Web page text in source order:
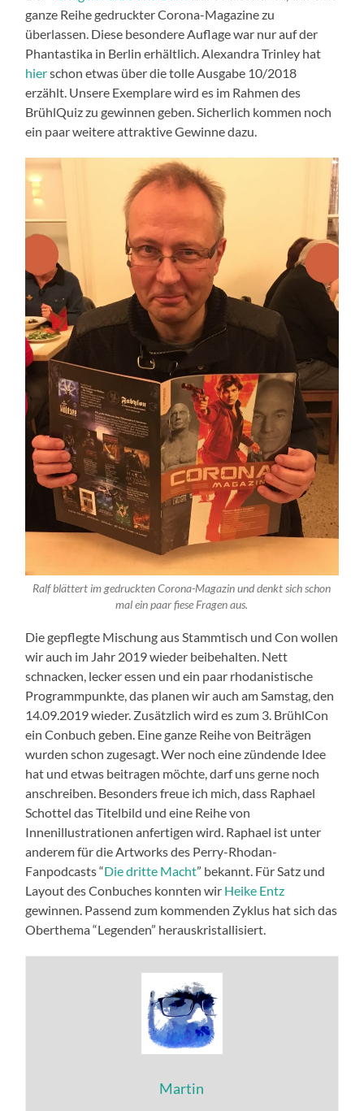
ganze Reihe gedruckter Corona-Magazine zu
überlassen. Diese besondere Auflage war nur auf der
Phantastika in Berlin erhältlich. Alexandra Trinley hat
hierschon etwas über die tolle Ausgabe 10/2018
erzählt. Unsere Exemplare wird es im Rahmen des
BrühlQuiz zu gewinnen geben. Sicherlich kommen noch
ein paar weitere attraktive Gewinne dazu.
Ralf blättert im gedruckten Corona-Magazin und denkt sich schon
mal ein paar fiese Fragen aus.
Die gepflegte Mischung aus Stammtisch und Con wollen
wir auch im Jahr 2019 wieder beibehalten. Nett
schnacken, lecker essen und ein paar rhodanistische
Programmpunkte, das planen wir auch am Samstag, den
14.09.2019 wieder. Zusätzlich wird es zum 3. BrühlCon
ein Conbuch geben. Eine ganze Reihe von Beiträgen
wurden schon zugesagt. Wer noch eine zündende Idee
hat und etwas beitragen möchte, darf uns gerne noch
anschreiben. Besonders freue ich mich, dass Raphael
Schottel das Titelbild und eine Reihe von
Innenillustrationen anfertigen wird. Raphael ist unter
anderem für die Artworks des Perry-Rhodan-
Fanpodcasts “Die dritte Macht” bekannt. Für Satz und
Layout des Conbuches konnten wir Heike Entz
gewinnen. Passend zum kommenden Zyklus hat sich das
Oberthema “Legenden” herauskristallisiert.
Martin